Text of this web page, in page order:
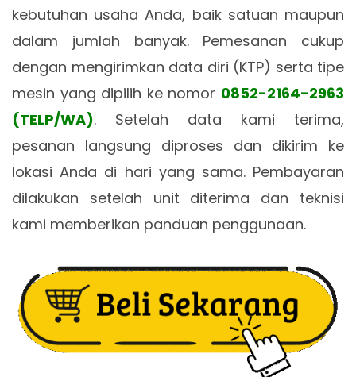
kebutuhan usaha Anda, baik satuan maupun
dalam jumlah banyak. Pemesanan cukup
dengan mengirimkan data diri (KTP) serta tipe
mesin yang dipilih ke nomor 0852-2164-2963
(TELP/WA). Setelah data kami terima,
pesanan langsung diproses dan dikirim ke
lokasi Anda di hari yang sama. Pembayaran
dilakukan setelah unit diterima dan teknisi
kami memberikan panduan penggunaan.